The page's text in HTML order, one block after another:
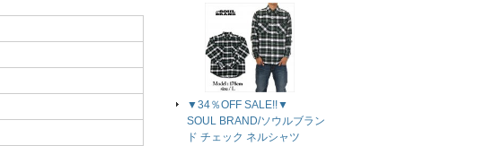
▼34％OFF SALE!!▼
SOUL BRAND/ソウルブラン
ド チェック ネルシャツ